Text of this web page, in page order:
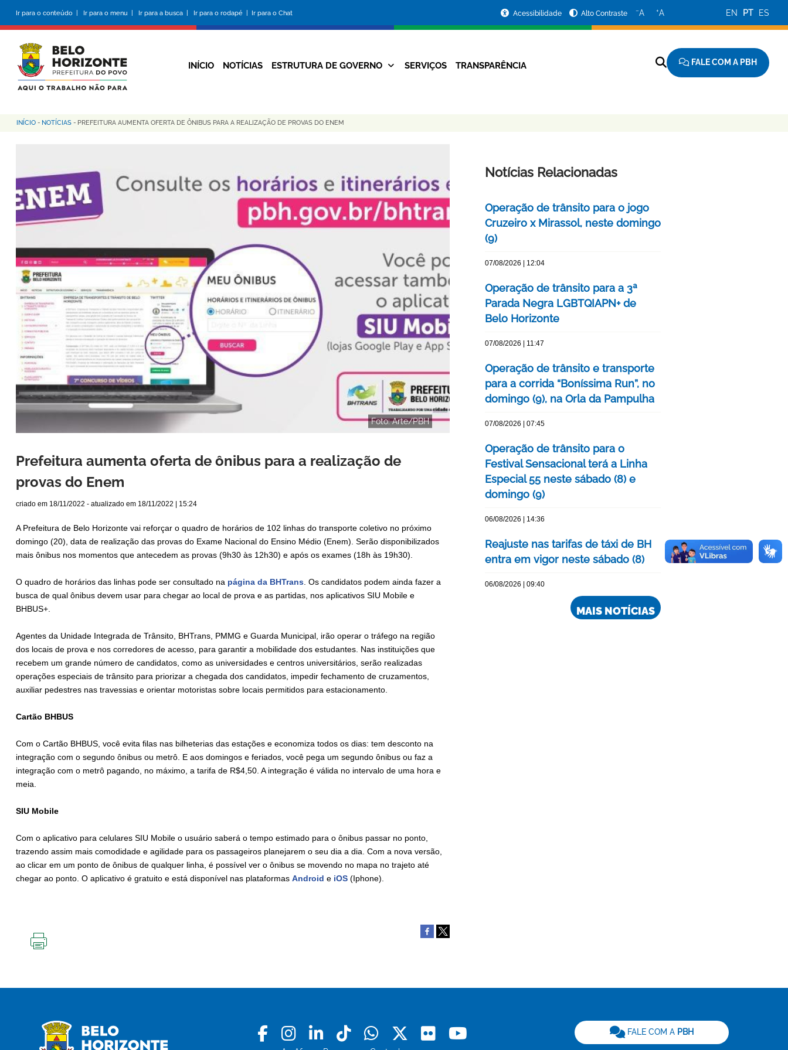
conteúdo
principal
Ir para o conteúdo | Ir para o menu | Ir para a busca | Ir para o rodapé | Ir para o Chat
da
Prefeitura
Acessibilidade Alto Contraste −A +A EN PT ES
Navegação
INÍCIO NOTÍCIAS ESTRUTURA DE GOVERNO SERVIÇOS TRANSPARÊNCIA FALE COM A PBH
Trilha
navegação
INÍCIO - NOTÍCIAS - PREFEITURA AUMENTA OFERTA DE ÔNIBUS PARA A REALIZAÇÃO DE PROVAS DO ENEM
Foto: Arte/PBH
Prefeitura aumenta oferta de ônibus para a realização de
provas do Enem
criado em 18/11/2022 - atualizado em 18/11/2022 | 15:24
A Prefeitura de Belo Horizonte vai reforçar o quadro de horários de 102 linhas do transporte coletivo no próximo
domingo (20), data de realização das provas do Exame Nacional do Ensino Médio (Enem). Serão disponibilizados
mais ônibus nos momentos que antecedem as provas (9h30 às 12h30) e após os exames (18h às 19h30).
O quadro de horários das linhas pode ser consultado na página da BHTrans. Os candidatos podem ainda fazer a
busca de qual ônibus devem usar para chegar ao local de prova e as partidas, nos aplicativos SIU Mobile e
BHBUS+.
Agentes da Unidade Integrada de Trânsito, BHTrans, PMMG e Guarda Municipal, irão operar o tráfego na região
dos locais de prova e nos corredores de acesso, para garantir a mobilidade dos estudantes. Nas instituições que
recebem um grande número de candidatos, como as universidades e centros universitários, serão realizadas
operações especiais de trânsito para priorizar a chegada dos candidatos, impedir fechamento de cruzamentos,
auxiliar pedestres nas travessias e orientar motoristas sobre locais permitidos para estacionamento.
Cartão BHBUS
Com o Cartão BHBUS, você evita filas nas bilheterias das estações e economiza todos os dias: tem desconto na
integração com o segundo ônibus ou metrô. E aos domingos e feriados, você pega um segundo ônibus ou faz a
integração com o metrô pagando, no máximo, a tarifa de R$4,50. A integração é válida no intervalo de uma hora e
meia.
SIU Mobile
Com o aplicativo para celulares SIU Mobile o usuário saberá o tempo estimado para o ônibus passar no ponto,
trazendo assim mais comodidade e agilidade para os passageiros planejarem o seu dia a dia. Com a nova versão,
ao clicar em um ponto de ônibus de qualquer linha, é possível ver o ônibus se movendo no mapa no trajeto até
chegar ao ponto. O aplicativo é gratuito e está disponível nas plataformas Android e iOS (Iphone).
Notícias Relacionadas
Operação de trânsito para o jogo
Cruzeiro x Mirassol, neste domingo
(9)
07/08/2026 | 12:04
Operação de trânsito para a 3ª
Parada Negra LGBTQIAPN+ de
Belo Horizonte
07/08/2026 | 11:47
Operação de trânsito e transporte
para a corrida “Boníssima Run”, no
domingo (9), na Orla da Pampulha
07/08/2026 | 07:45
Operação de trânsito para o
Festival Sensacional terá a Linha
Especial 55 neste sábado (8) e
domingo (9)
06/08/2026 | 14:36
Reajuste nas tarifas de táxi de BH
entra em vigor neste sábado (8)
06/08/2026 | 09:40
MAIS NOTÍCIAS
Facebook
Instagram
LinkedinTiktokWhatsapp
X Flickr FALE COM A PBH